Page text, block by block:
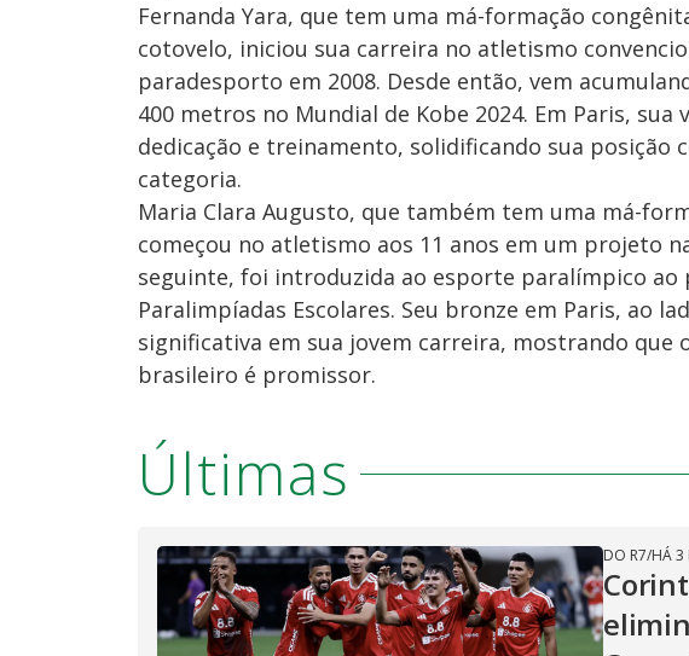
Fernanda Yara, que tem uma má-formação
cotovelo, iniciou sua carreira no atletismo
paradesporto em 2008. Desde então, vem
400 metros no Mundial de Kobe 2024. Em Paris,
dedicação e treinamento, solidificando sua posição
categoria.
Maria Clara Augusto, que também tem uma má-
começou no atletismo aos 11 anos em um projeto
seguinte, foi introduzida ao esporte paralímpico ao
Paralimpíadas Escolares. Seu bronze em Paris, ao
significativa em sua jovem carreira, mostrando
brasileiro é promissor.
Últimas
DO R7/HÁ 3